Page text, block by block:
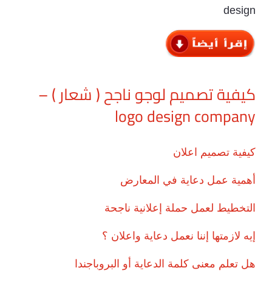
design
كيفية تصميم لوجو ناجح ( شعار ) –
logo design company
كيفية تصميم اعلان
أهمية عمل دعاية في المعارض
التخطيط لعمل حملة إعلانية ناجحة
إيه لازمتها إننا نعمل دعاية واعلان ؟
هل تعلم معنى كلمة الدعاية أو البروباجندا